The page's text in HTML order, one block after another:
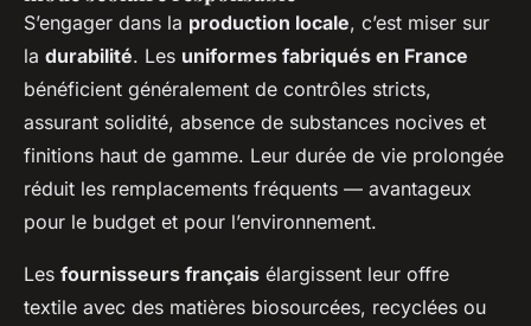
S’engager dans la production locale, c’est miser sur
la durabilité. Les uniformes fabriqués en France
bénéficient généralement de contrôles stricts,
assurant solidité, absence de substances nocives et
finitions haut de gamme. Leur durée de vie prolongée
réduit les remplacements fréquents — avantageux
pour le budget et pour l’environnement.
Les fournisseurs français élargissent leur offre
textile avec des matières biosourcées, recyclées ou